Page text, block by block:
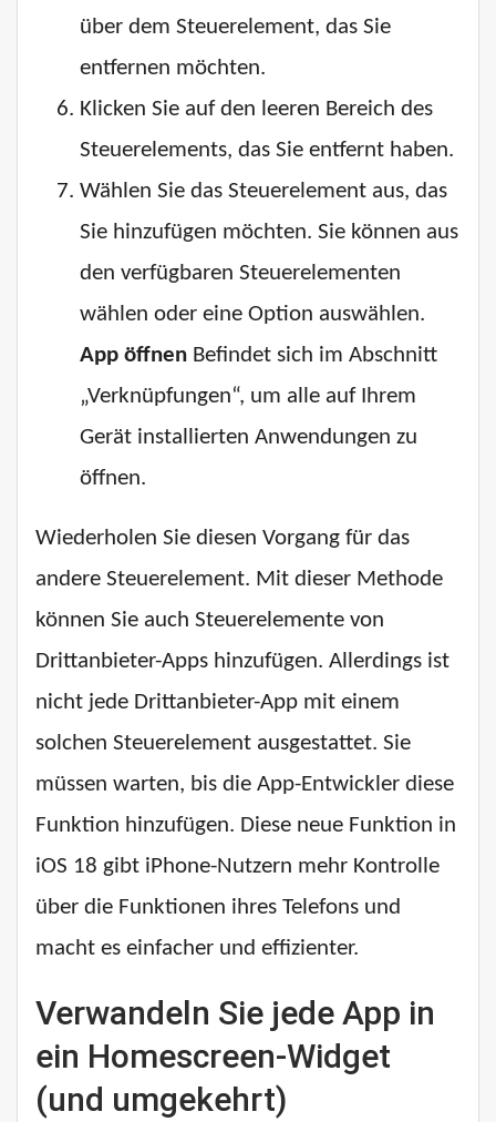
über dem Steuerelement, das Sie
entfernen möchten.
Klicken Sie auf den leeren Bereich des
Steuerelements, das Sie entfernt haben.
Wählen Sie das Steuerelement aus, das
Sie hinzufügen möchten. Sie können aus
den verfügbaren Steuerelementen
wählen oder eine Option auswählen.
App öffnen Befindet sich im Abschnitt
„Verknüpfungen“, um alle auf Ihrem
Gerät installierten Anwendungen zu
öffnen.
Wiederholen Sie diesen Vorgang für das
andere Steuerelement. Mit dieser Methode
können Sie auch Steuerelemente von
Drittanbieter-Apps hinzufügen. Allerdings ist
nicht jede Drittanbieter-App mit einem
solchen Steuerelement ausgestattet. Sie
müssen warten, bis die App-Entwickler diese
Funktion hinzufügen. Diese neue Funktion in
iOS 18 gibt iPhone-Nutzern mehr Kontrolle
über die Funktionen ihres Telefons und
macht es einfacher und effizienter.
Verwandeln Sie jede App in
ein Homescreen-Widget
(und umgekehrt)